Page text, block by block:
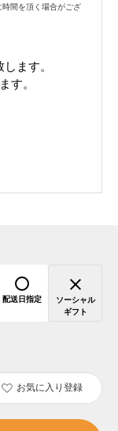
間を頂く場合がござ
ます。
す。
配送日指定
ソーシャル
ギフト
お気に入り登録